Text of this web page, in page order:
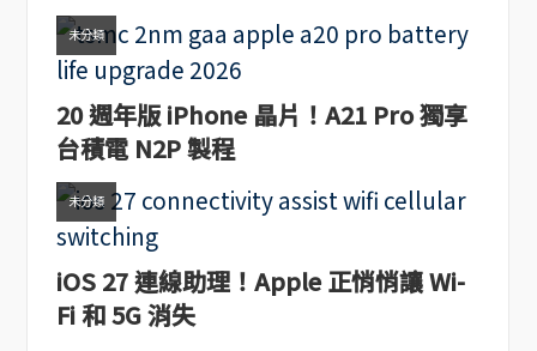
未分類
20 週年版 iPhone 晶片！A21 Pro 獨享
台積電 N2P 製程
未分類
iOS 27 連線助理！Apple 正悄悄讓 Wi-
Fi 和 5G 消失